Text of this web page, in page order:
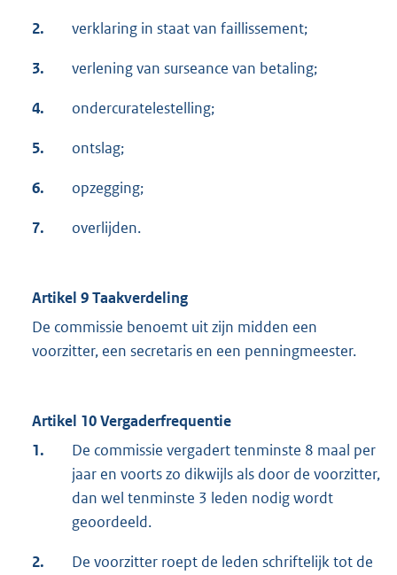
2. verklaring in staat van faillissement;
3. verlening van surseance van betaling;
4. ondercuratelestelling;
5. ontslag;
6. opzegging;
7. overlijden.
Artikel 9 Taakverdeling
De commissie benoemt uit zijn midden een
voorzitter, een secretaris en een penningmeester.
Artikel 10 Vergaderfrequentie
1.
De commissie vergadert tenminste 8 maal per
jaar en voorts zo dikwijls als door de voorzitter,
dan wel tenminste 3 leden nodig wordt
geoordeeld.
2.
De voorzitter roept de leden schriftelijk tot de